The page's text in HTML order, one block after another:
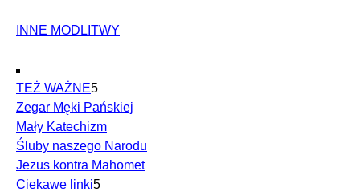
INNE MODLITWY
TEŻ WAŻNE5
Zegar Męki Pańskiej
Mały Katechizm
Śluby naszego Narodu
Jezus kontra Mahomet
Ciekawe linki5